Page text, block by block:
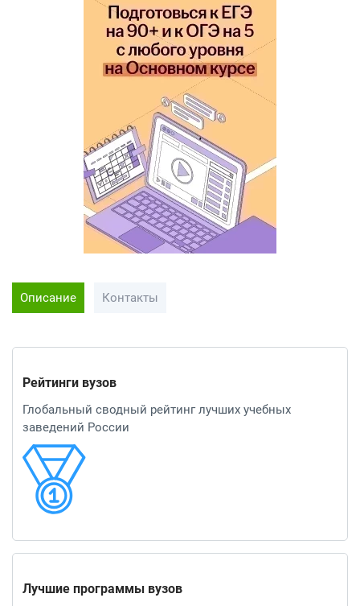
Описание Контакты
Рейтинги вузов
Глобальный сводный рейтинг лучших учебных
заведений России
Лучшие программы вузов